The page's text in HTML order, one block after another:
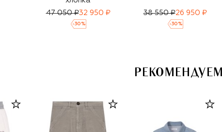
47 050 ₽32 950 ₽
-30 %
38 550 ₽26 950 ₽
-30 %
РЕКОМЕНДУЕМ